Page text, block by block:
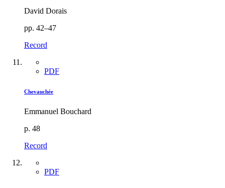
David Dorais
pp. 42–47
Record
PDF
Chevauchée
Emmanuel Bouchard
p. 48
Record
PDF